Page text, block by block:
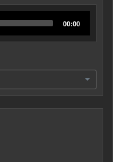
00:00